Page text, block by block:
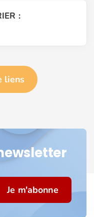
:
liens
Je m'abonne